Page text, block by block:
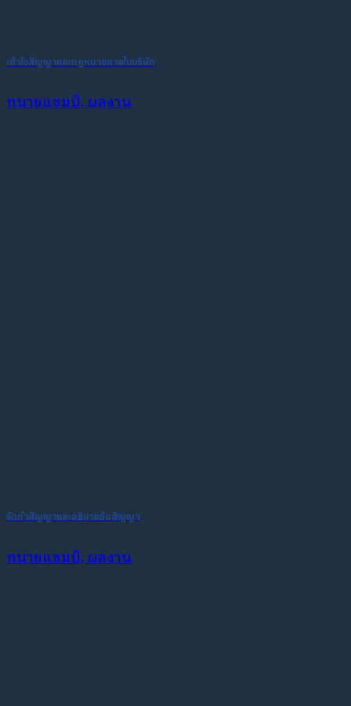
เข้าใจสัญญาและกฎหมายภายในบริษัท
ทนายแชมป์, ผลงาน
จัดทำสัญญาและอธิบายข้อสัญญา
ทนายแชมป์, ผลงาน